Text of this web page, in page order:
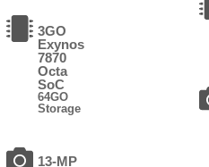
3GO
Exynos
7870
Octa
SoC
64GO
Storage
13-MP